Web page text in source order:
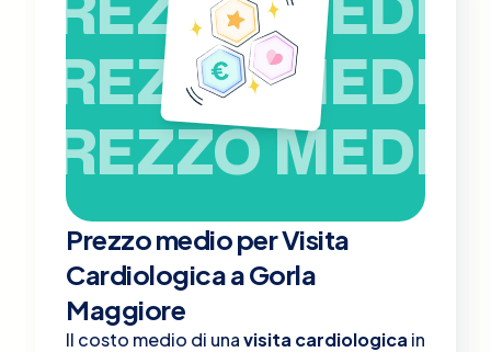
PREZZO MEDIO
PREZZO MEDIO
Prezzo medio per Visita
Cardiologica a Gorla
Maggiore
Il costo medio di unavisita cardiologica in